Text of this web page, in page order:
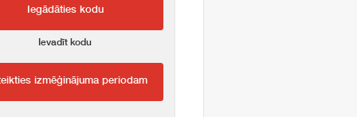
Iegādāties kodu
Ievadīt kodu
izmēģinājuma periodam